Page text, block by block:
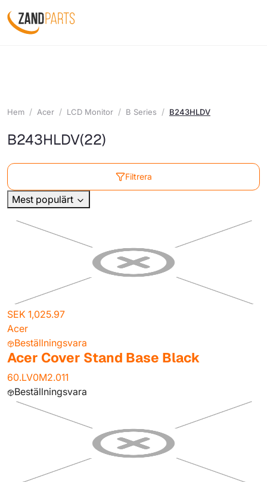
Hem Acer LCD Monitor B Series B243HLDV
B243HLDV(22)
Filtrera
Mest populärt
SEK 1,025.97
Acer
Beställningsvara
Acer Cover Stand Base Black
60.LV0M2.011
Beställningsvara